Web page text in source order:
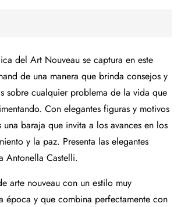
del Art Nouveau se captura en este
de una manera que brinda consejos y
sobre cualquier problema de la vida que
Con elegantes figuras y motivos
una baraja que invita a los avances en los
y la paz. Presenta las elegantes
Antonella Castelli.
arte nouveau con un estilo muy
época y que combina perfectamente con